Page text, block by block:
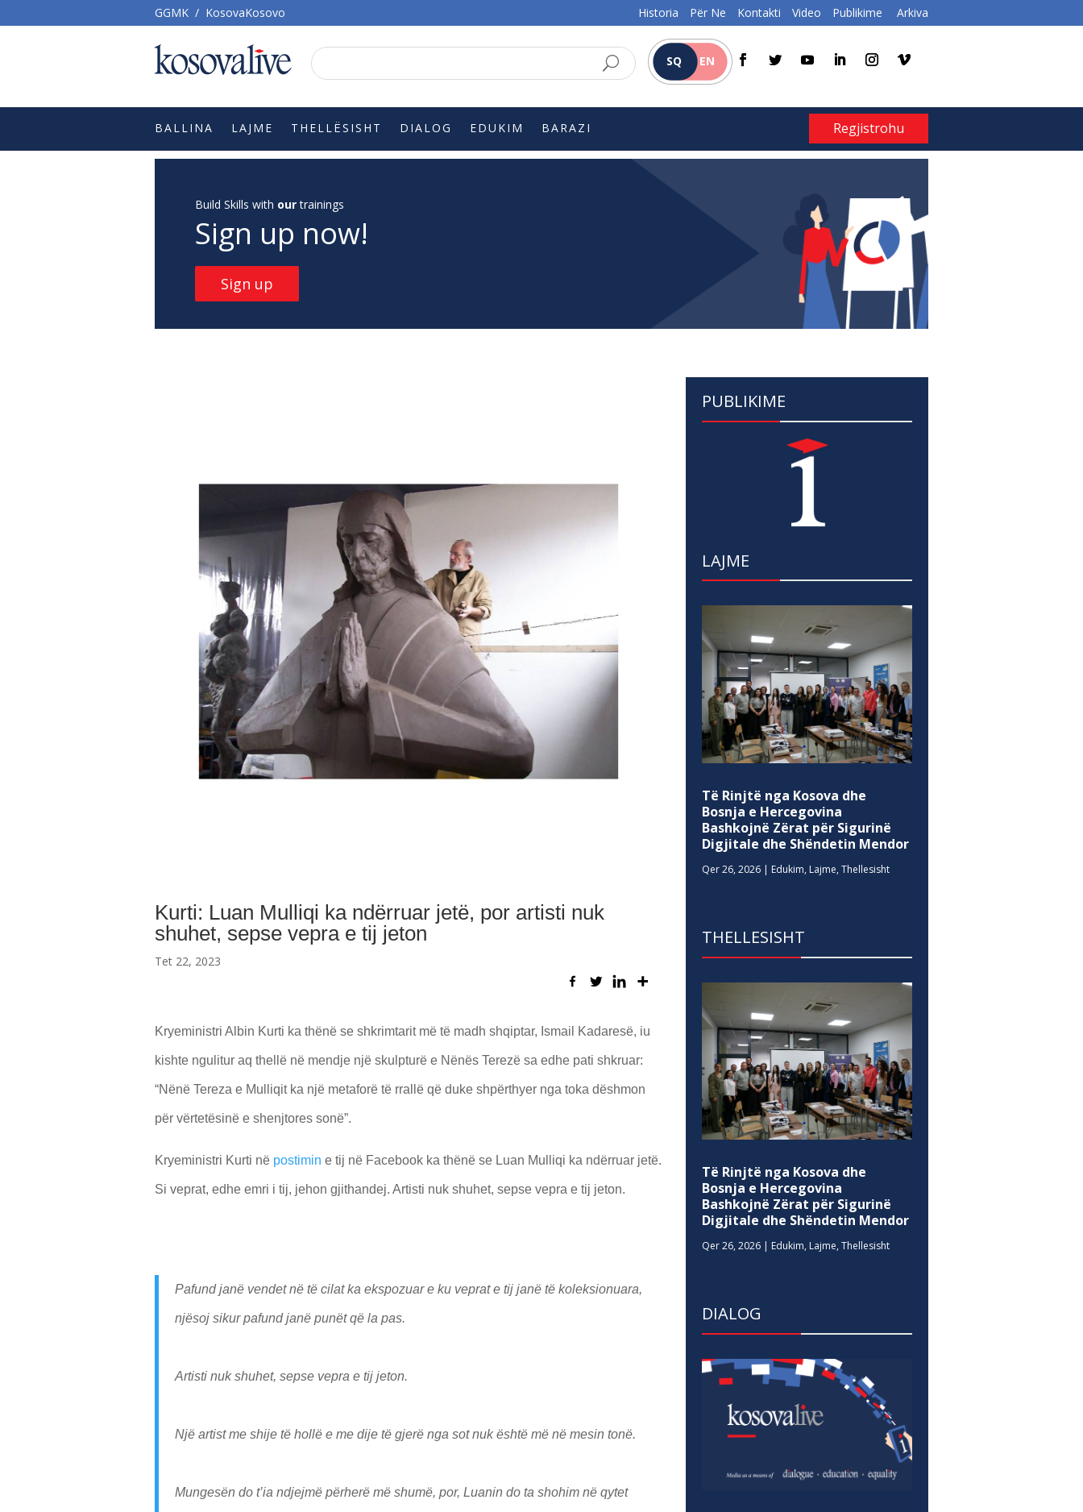
GGMK / KosovaKosovo Historia Për Ne Kontakti Video Publikime Arkiva
SQ EN
BALLINA LAJME THELLËSISHT DIALOG EDUKIM BARAZI Regjistrohu
Build Skills with ourtrainings
Sign up now!
Sign up
Kurti: Luan Mulliqi ka ndërruar jetë, por artisti nuk
shuhet, sepse vepra e tij jeton
Tet 22, 2023
Kryeministri Albin Kurti ka thënë se shkrimtarit më të madh shqiptar, Ismail Kadaresë, iu
kishte ngulitur aq thellë në mendje një skulpturë e Nënës Terezë sa edhe pati shkruar:
“Nënë Tereza e Mulliqit ka një metaforë të rrallë që duke shpërthyer nga toka dëshmon
për vërtetësinë e shenjtores sonë”.
Kryeministri Kurti në postimin e tij në Facebook ka thënë se Luan Mulliqi ka ndërruar jetë.
Si veprat, edhe emri i tij, jehon gjithandej. Artisti nuk shuhet, sepse vepra e tij jeton.
Pafund janë vendet në të cilat ka ekspozuar e ku veprat e tij janë të koleksionuara,
njësoj sikur pafund janë punët që la pas.
Artisti nuk shuhet, sepse vepra e tij jeton.
Një artist me shije të hollë e me dije të gjerë nga sot nuk është më në mesin tonë.
Mungesën do t’ia ndjejmë përherë më shumë, por, Luanin do ta shohim në qytet
PUBLIKIME
LAJME
Të Rinjtë nga Kosova dhe
Bosnja e Hercegovina
Bashkojnë Zërat për Sigurinë
Digjitale dhe Shëndetin Mendor
Qer 26, 2026 | Edukim, Lajme,Thellesisht
THELLESISHT
Të Rinjtë nga Kosova dhe
Bosnja e Hercegovina
Bashkojnë Zërat për Sigurinë
Digjitale dhe Shëndetin Mendor
Qer 26, 2026 | Edukim, Lajme,Thellesisht
DIALOG